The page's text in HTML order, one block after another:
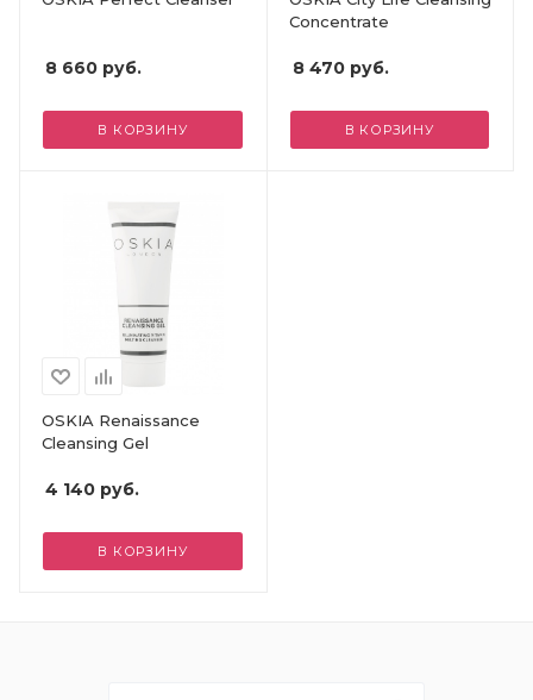
8 660 руб.
В КОРЗИНУ
Concentrate
8 470руб.
В КОРЗИНУ
OSKIA Renaissance
Cleansing Gel
4 140 руб.
В КОРЗИНУ